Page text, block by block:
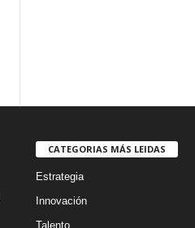
CATEGORIAS MÁS LEIDAS
Estrategia
Innovación
Talento